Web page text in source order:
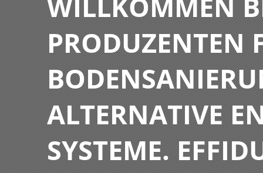
PRODUZENTEN
ALTERNATIVE
SYSTEME.